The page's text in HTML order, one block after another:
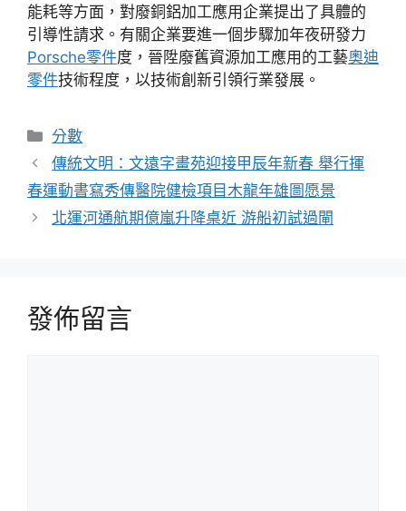
能耗等方面，對廢銅鋁加工應用企業提出了具體的
引導性請求。有關企業要進一個步驟加年夜研發力
Porsche零件度，晉陞廢舊資源加工應用的工藝奧迪
零件技術程度，以技術創新引領行業發展。
分
類
分數
傳統文明：文遠字畫苑迎接甲辰年新春 舉行揮
春運動書寫秀傳醫院健檢項目木龍年雄圖愿景
北運河通航期億嵐升降桌近 游船初試過閘
發佈留言